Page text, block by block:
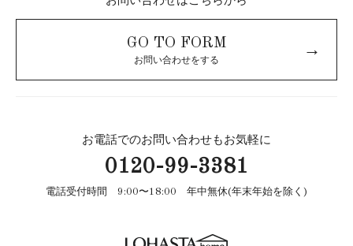
GO TO FORM
お問い合わせをする
→
お電話でのお問い合わせもお気軽に
0120-99-3381
電話受付時間 9:00〜18:00 年中無休(年末年始を除く)